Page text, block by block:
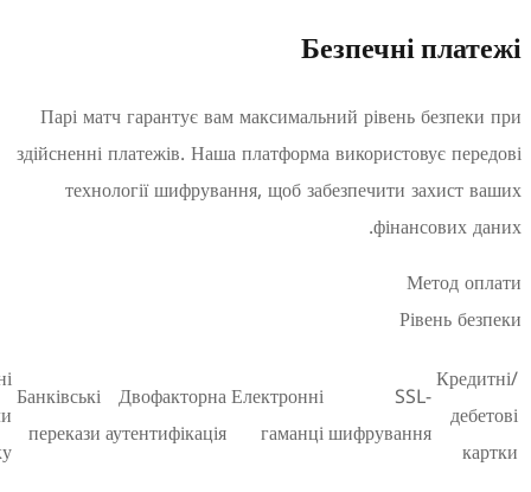
Безпечні
Парі матч гарантує вам максимальний рівень
здійсненні платежів. Наша платформа використовує
технології шифрування, щоб забезпечити
Рівень
SSL-
шифрування
Електронні
гаманці
Двофакторна
аутентифікація
Банківські
перекази
Захищені
канали
зв’язку